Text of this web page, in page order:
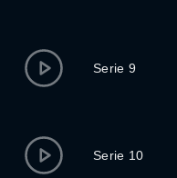
Serie 9
Serie 10